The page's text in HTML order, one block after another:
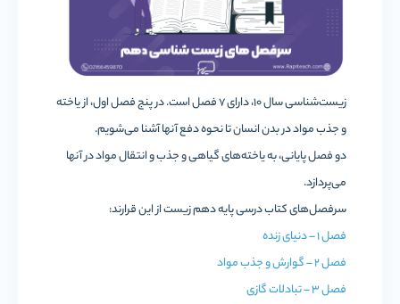
زیست‌شناسی سال 10، دارای 7 فصل است. در پنج فصل اول، از یاخته
و جذب مواد در بدن انسان تا نحوه دفع آنها آشنا می‌شویم.
دو فصل پایانی، به یاخته‌های گیاهی و جذب و انتقال مواد در آنها
می‌پردازد.
سرفصل‌های کتاب درسی پایه دهم زیست از این قرارند:
فصل 1 – دنیای زنده
فصل 2 – گوارش و جذب مواد
فصل 3 – تبادلات گازی